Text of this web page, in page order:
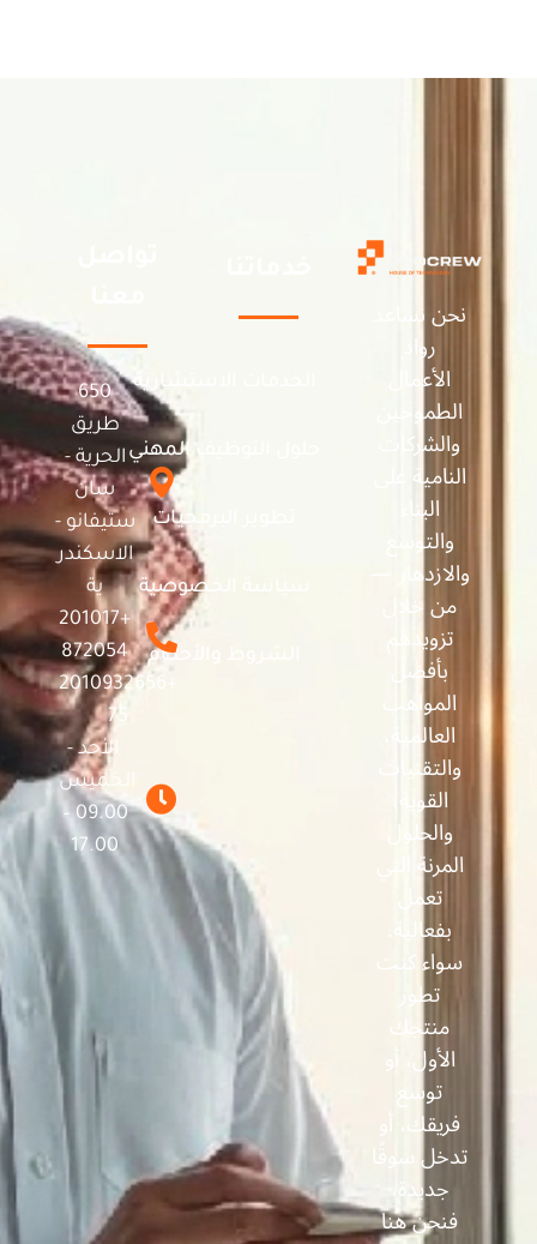
نحن نساعد
رواد
الأعمال
الطموحين
والشركات
النامية على
البناء
والتوسع
والازدهار —
من خلال
تزويدهم
بأفضل
المواهب
العالمية،
والتقنيات
القوية،
والحلول
المرنة التي
تعمل
بفعالية.
سواء كنت
تطور
منتجك
الأول، أو
توسع
فريقك، أو
تدخل سوقًا
جديدة،
فنحن هنا
الخدمات الاستشارية
حلول التوظيف المهني
تطوير البرمجيات
سياسة الخصوصية
الشروط والأحكام
650
طريق
الحرية -
سان
ستيفانو -
الاسكندر
ية
+201017
872054
+2010932656
75
الأحد -
الخميس
09.00 –
17.00